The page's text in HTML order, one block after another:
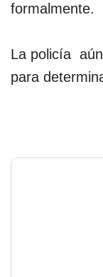
formalmente.
La policía
para